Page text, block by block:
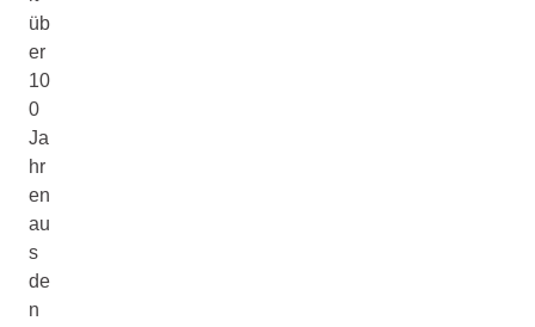
üb
er
10
0
Ja
hr
en
au
s
de
n